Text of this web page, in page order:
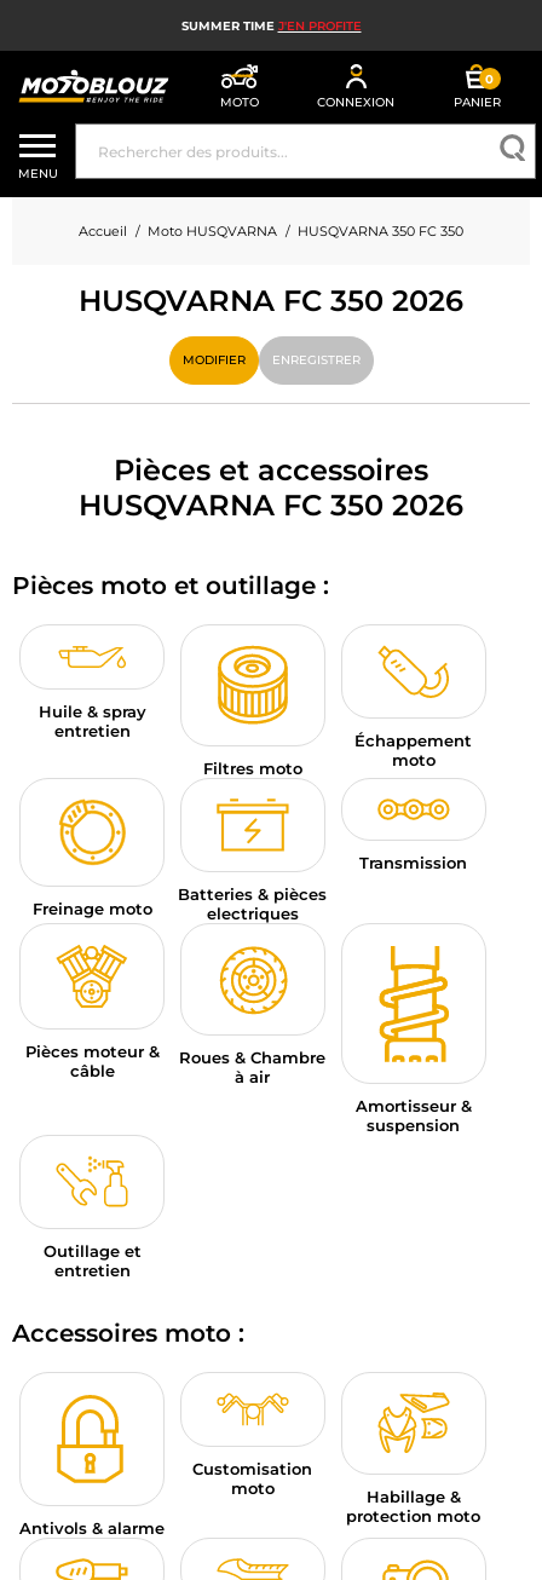
SUMMER TIME J'EN PROFITE
MOTO CONNEXION
0
PANIER
CASQUE MOTO
ÉQUIPEMENT MOTO HOMME
ÉQUIPEMENT MOTO FEMME
MX, ENDURO ET TRIAL
HIGH TECH MOTO
AIRBAG MOTO
PIÈCES MOTO ET OUTILLAGE
ACCESSOIRES MOTO
SPORTSWEAR
BONS PLANS ET PROMO
CARTES CADEAUX
— MODIFIER
MARQUES
CONSEILS
NOUS CONTACTER
MENU
Accueil Moto HUSQVARNA HUSQVARNA 350 FC 350
HUSQVARNA FC 350 2026
MODIFIER ENREGISTRER
Pièces et accessoires
HUSQVARNA FC 350 2026
Pièces moto et outillage :
Huile & spray
entretien
Filtres moto
Échappement
moto
Freinage moto
Batteries & pièces
electriques
Transmission
Pièces moteur &
câble
Roues & Chambre
à air
Amortisseur &
suspension
Outillage et
entretien
Accessoires moto :
Antivols & alarme
Customisation
moto
Habillage &
protection moto